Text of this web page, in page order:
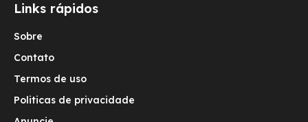
Links rápidos
Sobre
Contato
Termos de uso
Politicas de privacidade